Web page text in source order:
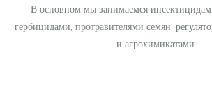
В основном мы занимаемся
гербицидами, протравителями семян,
и агрохимикатами.